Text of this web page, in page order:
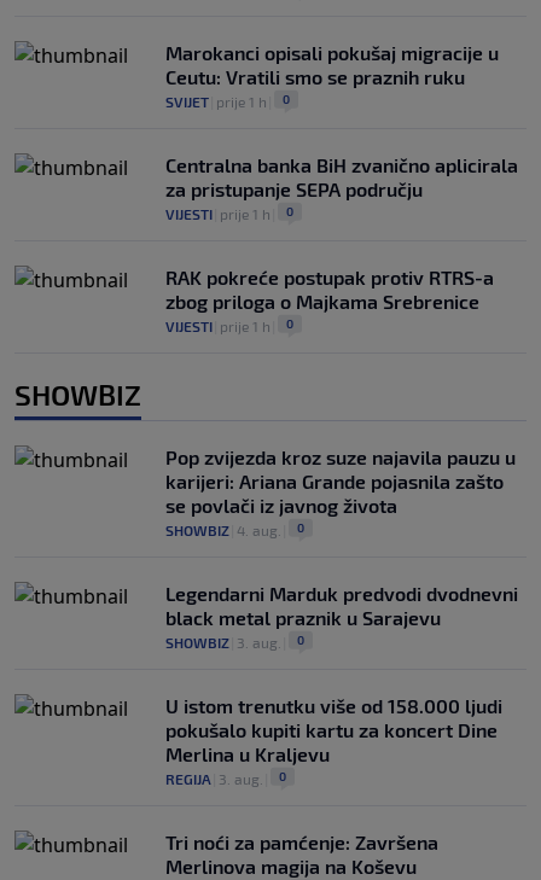
Marokanci opisali pokušaj migracije u
Ceutu: Vratili smo se praznih ruku
SVIJET prije 1 h 0
Centralna banka BiH zvanično aplicirala
za pristupanje SEPA području
VIJESTI prije 1 h 0
RAK pokreće postupak protiv RTRS-a
zbog priloga o Majkama Srebrenice
VIJESTI prije 1 h 0
SHOWBIZ
Pop zvijezda kroz suze najavila pauzu u
karijeri: Ariana Grande pojasnila zašto
se povlači iz javnog života
SHOWBIZ 4. aug. 0
Legendarni Marduk predvodi dvodnevni
black metal praznik u Sarajevu
SHOWBIZ 3. aug. 0
U istom trenutku više od 158.000 ljudi
pokušalo kupiti kartu za koncert Dine
Merlina u Kraljevu
REGIJA 3. aug. 0
Tri noći za pamćenje: Završena
Merlinova magija na Koševu